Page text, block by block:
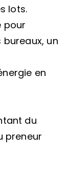
lots.
pour
un
en
du
preneur